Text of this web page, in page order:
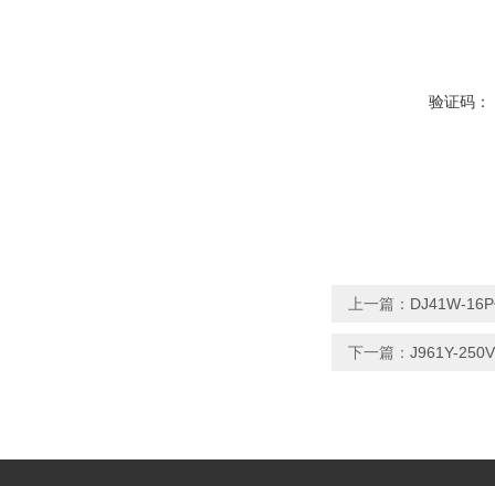
验证码：
上一篇： DJ41W-
下一篇： J961Y-